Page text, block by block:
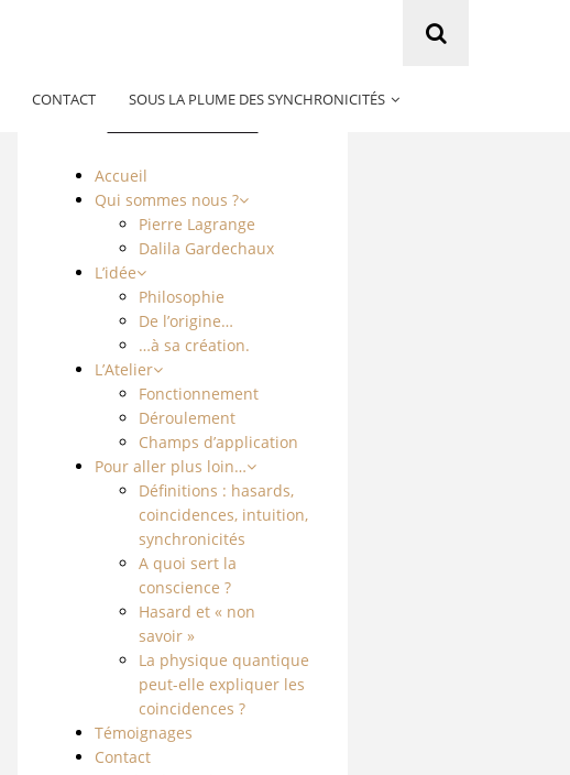
CONTACT SOUS LA PLUME DES SYNCHRONICITÉS
Accueil
Qui sommes nous ?
Pierre Lagrange
Dalila Gardechaux
L’idée
Philosophie
De l’origine…
…à sa création.
L’Atelier
Fonctionnement
Déroulement
Champs d’application
Pour aller plus loin…
Définitions : hasards,
coincidences, intuition,
synchronicités
A quoi sert la
conscience ?
Hasard et « non
savoir »
La physique quantique
peut-elle expliquer les
coincidences ?
Témoignages
Contact